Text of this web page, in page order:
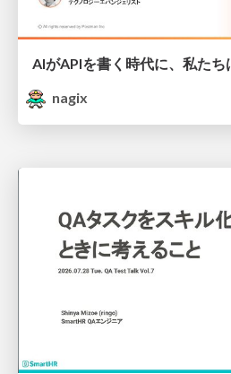
AIがAPIを書く時代に、私た
nagix